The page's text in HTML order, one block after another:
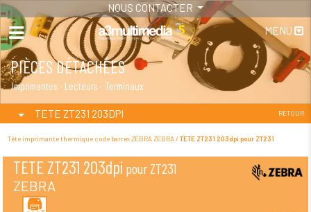
NOUS CONTACTER
MENU
PIÈCES DÉTACHÉES
Imprimantes - Lecteurs - Terminaux
TETE ZT231 203DPI RETOUR
Tête imprimante thermique code barres ZEBRA ZEBRA /TETE ZT231 203dpi pour ZT231
TETE ZT231 203dpi pour ZT231
ZEBRA